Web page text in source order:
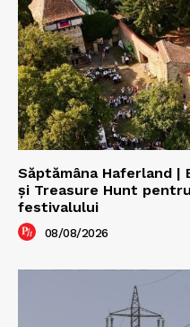
Săptămâna Haferland |
şi Treasure Hunt
festivalului
08/08/2026